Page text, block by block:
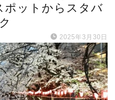
ポットからスタバ
2025年3月30日